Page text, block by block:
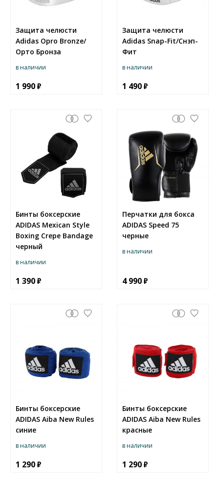
Защита челюсти
Adidas Opro Bronze/
Орто Бронза
в наличии
1 990
Защита челюсти
Adidas Snap-Fit/Снэп-
Фит
в наличии
1 490
Бинты боксерские
ADIDAS Mexican Style
Boxing Crepe Bandage
черный
в наличии
1 390
Перчатки для бокса
ADIDAS Speed 75
черные
в наличии
4 990
Бинты боксерские
ADIDAS Aiba New Rules
синие
в наличии
1 290
Бинты боксерские
ADIDAS Aiba New Rules
красные
в наличии
1 290